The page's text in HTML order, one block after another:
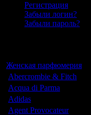
Регистрация
Забыли логин?
Забыли пароль?
Женская парфюмерия
Abercrombie & Fitch
Acqua di Parma
Adidas
Agent Provocateur